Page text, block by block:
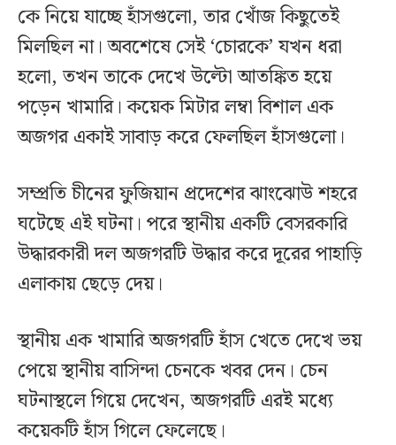
কে নিয়ে যাচ্ছে হাঁসগুলো, তার খোঁজ কিছুতেই
মিলছিল না। অবশেষে সেই ‘চোরকে’ যখন ধরা
হলো, তখন তাকে দেখে উল্টো আতঙ্কিত হয়ে
পড়েন খামারি। কয়েক মিটার লম্বা বিশাল এক
অজগর একাই সাবাড় করে ফেলছিল হাঁসগুলো।
সম্প্রতি চীনের ফুজিয়ান প্রদেশের ঝাংঝোউ শহরে
ঘটেছে এই ঘটনা। পরে স্থানীয় একটি বেসরকারি
উদ্ধারকারী দল অজগরটি উদ্ধার করে দূরের পাহাড়ি
এলাকায় ছেড়ে দেয়।
স্থানীয় এক খামারি অজগরটি হাঁস খেতে দেখে ভয়
পেয়ে স্থানীয় বাসিন্দা চেনকে খবর দেন। চেন
ঘটনাস্থলে গিয়ে দেখেন, অজগরটি এরই মধ্যে
কয়েকটি হাঁস গিলে ফেলেছে।